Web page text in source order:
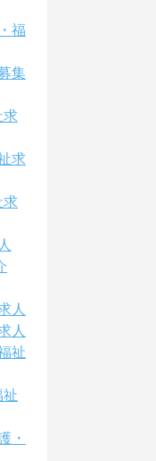
福
集
求
求
求
人
人
祉
祉
・